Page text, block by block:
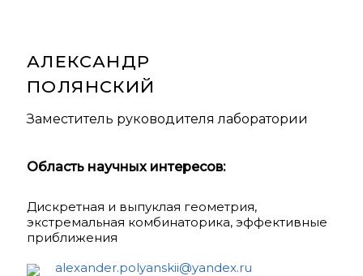
АЛЕКСАНДР
ПОЛЯНСКИЙ
Заместитель руководителя лаборатории
Область научных интересов:
Дискретная и выпуклая геометрия,
экстремальная комбинаторика, эффективные
приближения
alexander.polyanskii@yandex.ru